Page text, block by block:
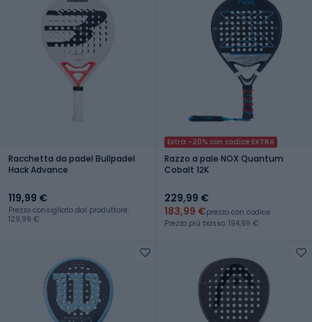
Racchetta da padel Bullpadel
Hack Advance
119,99 €
Prezzo consigliato dal produttore:
129,99 €
Extra -20% con codice EXTRA
Razzo a pale NOX Quantum
Cobalt 12K
229,99 €
183,99 €prezzo con codice
Prezzo più basso: 194,99 €